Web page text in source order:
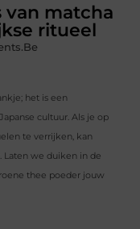
van matcha
ritueel
het is een
cultuur. Als je op
te verrijken, kan
we duiken in de
thee poeder jouw